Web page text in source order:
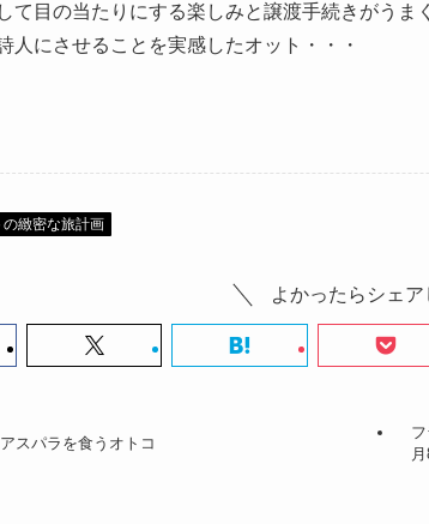
て目の当たりにする楽しみと譲渡手続きがうま
人にさせることを実感したオット・・・
緻密な旅計画
よかったらシェア
アスパラを食うオトコ